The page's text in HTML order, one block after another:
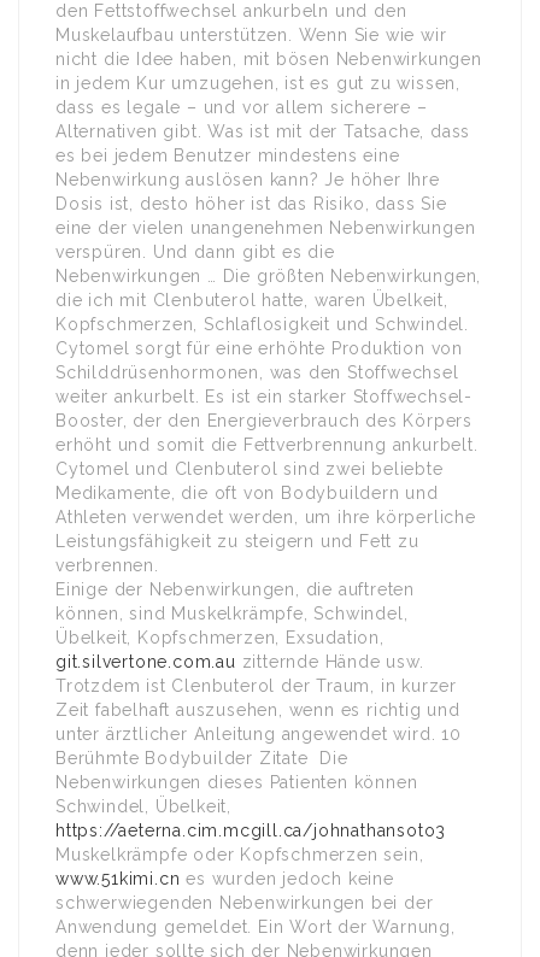
den Fettstoffwechsel ankurbeln und den
Muskelaufbau unterstützen. Wenn Sie wie wir
nicht die Idee haben, mit bösen Nebenwirkungen
in jedem Kur umzugehen, ist es gut zu wissen,
dass es legale – und vor allem sicherere –
Alternativen gibt. Was ist mit der Tatsache, dass
es bei jedem Benutzer mindestens eine
Nebenwirkung auslösen kann? Je höher Ihre
Dosis ist, desto höher ist das Risiko, dass Sie
eine der vielen unangenehmen Nebenwirkungen
verspüren. Und dann gibt es die
Nebenwirkungen … Die größten Nebenwirkungen,
die ich mit Clenbuterol hatte, waren Übelkeit,
Kopfschmerzen, Schlaflosigkeit und Schwindel.
Cytomel sorgt für eine erhöhte Produktion von
Schilddrüsenhormonen, was den Stoffwechsel
weiter ankurbelt. Es ist ein starker Stoffwechsel-
Booster, der den Energieverbrauch des Körpers
erhöht und somit die Fettverbrennung ankurbelt.
Cytomel und Clenbuterol sind zwei beliebte
Medikamente, die oft von Bodybuildern und
Athleten verwendet werden, um ihre körperliche
Leistungsfähigkeit zu steigern und Fett zu
verbrennen.
Einige der Nebenwirkungen, die auftreten
können, sind Muskelkrämpfe, Schwindel,
Übelkeit, Kopfschmerzen, Exsudation,
git.silvertone.com.au zitternde Hände usw.
Trotzdem ist Clenbuterol der Traum, in kurzer
Zeit fabelhaft auszusehen, wenn es richtig und
unter ärztlicher Anleitung angewendet wird. 10
Berühmte Bodybuilder Zitate Die
Nebenwirkungen dieses Patienten können
Schwindel, Übelkeit,
https://aeterna.cim.mcgill.ca/johnathansoto3
Muskelkrämpfe oder Kopfschmerzen sein,
www.51kimi.cn es wurden jedoch keine
schwerwiegenden Nebenwirkungen bei der
Anwendung gemeldet. Ein Wort der Warnung,
denn jeder sollte sich der Nebenwirkungen